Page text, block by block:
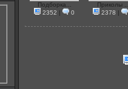
Подборка...
2352 | 0
Приколы
2378 |